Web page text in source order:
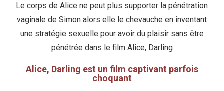
Le corps de Alice ne peut plus supporter la pénétration
vaginale de Simon alors elle le chevauche en inventant
une stratégie sexuelle pour avoir du plaisir sans être
pénétrée dans le film Alice, Darling
Alice, Darling est un film captivant parfois
choquant